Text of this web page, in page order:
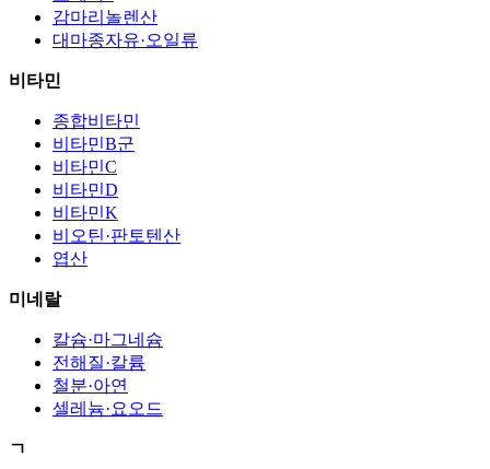
감마리놀렌산
대마종자유·오일류
비타민
종합비타민
비타민B군
비타민C
비타민D
비타민K
비오틴·판토텐산
엽산
미네랄
칼슘·마그네슘
전해질·칼륨
철분·아연
셀레늄·요오드
ㄱ